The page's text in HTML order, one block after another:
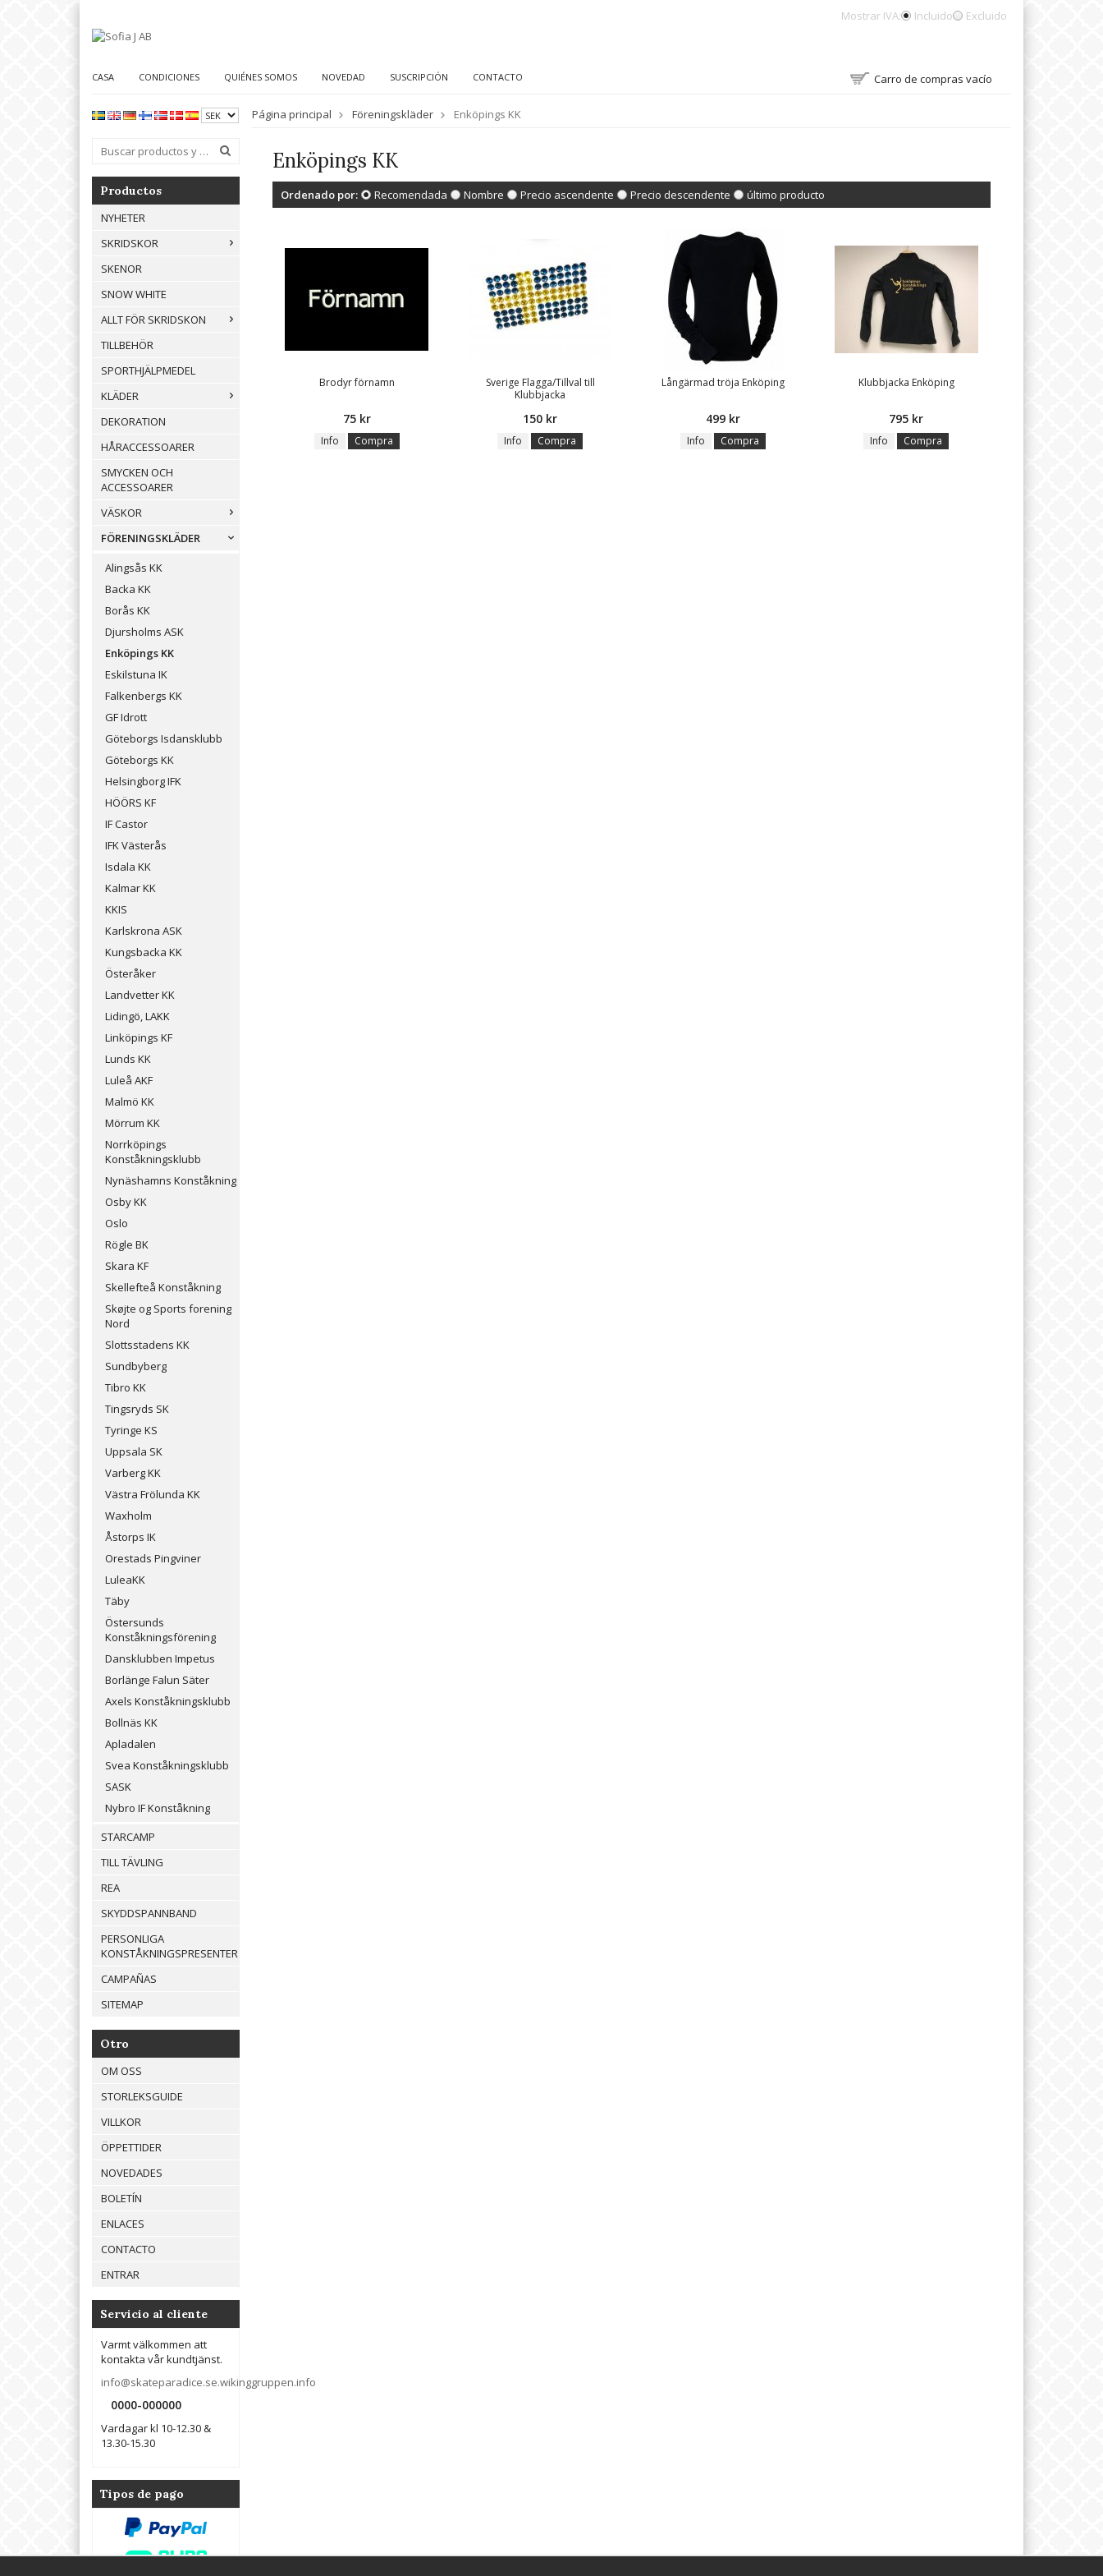
Mostrar IVA: Incluido Excluido
CASA CONDICIONES QUIÉNES SOMOS NOVEDAD SUSCRIPCIÓN CONTACTO Carro de compras vacío
Productos
NYHETER
SKRIDSKOR
SKENOR
SNOW WHITE
ALLT FÖR SKRIDSKON
TILLBEHÖR
SPORTHJÄLPMEDEL
KLÄDER
DEKORATION
HÅRACCESSOARER
SMYCKEN OCH
ACCESSOARER
VÄSKOR
FÖRENINGSKLÄDER
Alingsås KK
Backa KK
Borås KK
Djursholms ASK
Enköpings KK
Eskilstuna IK
Falkenbergs KK
GF Idrott
Göteborgs Isdansklubb
Göteborgs KK
Helsingborg IFK
HÖÖRS KF
IF Castor
IFK Västerås
Isdala KK
Kalmar KK
KKIS
Karlskrona ASK
Kungsbacka KK
Österåker
Landvetter KK
Lidingö, LAKK
Linköpings KF
Lunds KK
Luleå AKF
Malmö KK
Mörrum KK
Norrköpings
Konståkningsklubb
Nynäshamns Konståkning
Osby KK
Oslo
Rögle BK
Skara KF
Skellefteå Konståkning
Skøjte og Sports forening
Nord
Slottsstadens KK
Sundbyberg
Tibro KK
Tingsryds SK
Tyringe KS
Uppsala SK
Varberg KK
Västra Frölunda KK
Waxholm
Åstorps IK
Orestads Pingviner
LuleaKK
Täby
Östersunds
Konståkningsförening
Dansklubben Impetus
Borlänge Falun Säter
Axels Konståkningsklubb
Bollnäs KK
Apladalen
Svea Konståkningsklubb
SASK
Nybro IF Konståkning
STARCAMP
TILL TÄVLING
REA
SKYDDSPANNBAND
PERSONLIGA
KONSTÅKNINGSPRESENTER
CAMPAÑAS
SITEMAP
Otro
OM OSS
STORLEKSGUIDE
VILLKOR
ÖPPETTIDER
NOVEDADES
BOLETÍN
ENLACES
CONTACTO
ENTRAR
Servicio al cliente
Varmt välkommen att
kontakta vår kundtjänst.
info@skateparadice.se.wikinggruppen.info
0000-000000
Vardagar kl 10-12.30 &
13.30-15.30
Tipos de pago
Página principal Föreningskläder Enköpings KK
Enköpings KK
Ordenado por: Recomendada Nombre Precio ascendente Precio descendente último producto
Brodyr förnamn
75 kr
Info Compra
Sverige Flagga/Tillval till
Klubbjacka
150 kr
Info Compra
Långärmad tröja Enköping
499 kr
Info Compra
Klubbjacka Enköping
795 kr
Info Compra